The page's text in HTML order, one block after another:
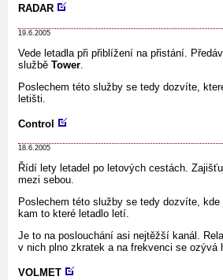
RADAR
19.6.2005
Vede letadla při přiblížení na přistání.
službě Tower
Poslechem této služby se tedy dozvíte,
letišti.
Control
18.6.2005
Řídí lety letadel po letových cestách.
mezi sebou.
Poslechem této služby se tedy dozvíte,
kam to které letadlo letí.
Je to na poslouchání asi nejtěžší kanál.
v nich plno zkratek a na frekvenci se ozývá
VOLMET